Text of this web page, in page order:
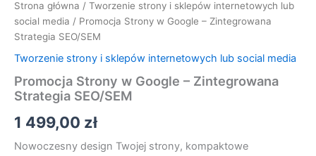
Strona główna / Tworzenie strony i sklepów internetowych lub
social media / Promocja Strony w Google – Zintegrowana
Strategia SEO/SEM
Tworzenie strony i sklepów internetowych lub social media
Promocja Strony w Google – Zintegrowana
Strategia SEO/SEM
1 499,00 zł
Nowoczesny design Twojej strony, kompaktowe